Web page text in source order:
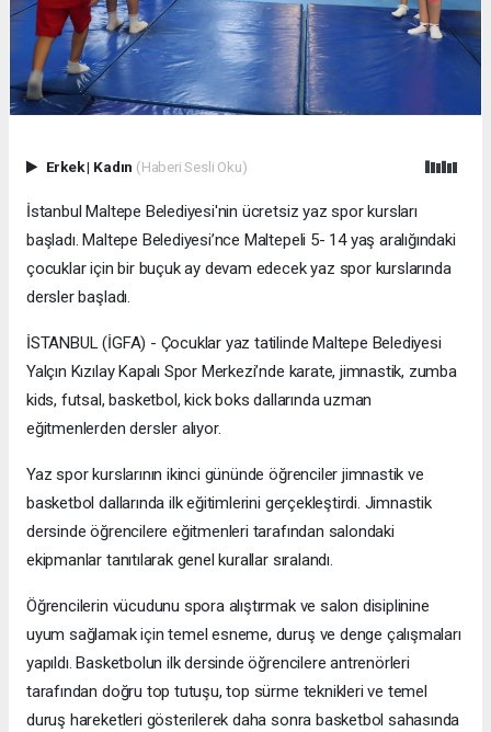
Erkek| Kadın (Haberi Sesli Oku)
İstanbul Maltepe Belediyesi'nin ücretsiz yaz spor kursları
başladı. Maltepe Belediyesi’nce Maltepeli 5- 14 yaş aralığındaki
çocuklar için bir buçuk ay devam edecek yaz spor kurslarında
dersler başladı.
İSTANBUL (İGFA) - Çocuklar yaz tatilinde Maltepe Belediyesi
Yalçın Kızılay Kapalı Spor Merkezi’nde karate, jimnastik, zumba
kids, futsal, basketbol, kick boks dallarında uzman
eğitmenlerden dersler alıyor.
Yaz spor kurslarının ikinci gününde öğrenciler jimnastik ve
basketbol dallarında ilk eğitimlerini gerçekleştirdi. Jimnastik
dersinde öğrencilere eğitmenleri tarafından salondaki
ekipmanlar tanıtılarak genel kurallar sıralandı.
Öğrencilerin vücudunu spora alıştırmak ve salon disiplinine
uyum sağlamak için temel esneme, duruş ve denge çalışmaları
yapıldı. Basketbolun ilk dersinde öğrencilere antrenörleri
tarafından doğru top tutuşu, top sürme teknikleri ve temel
duruş hareketleri gösterilerek daha sonra basketbol sahasında